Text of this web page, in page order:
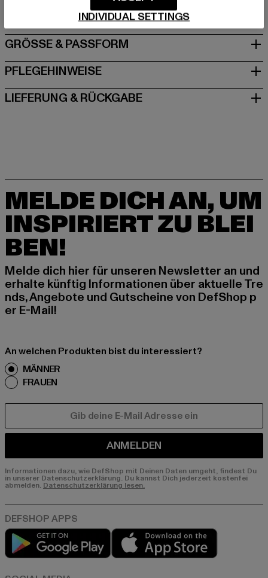
GRÖSSE & PASSFORM
PFLEGEHINWEISE
LIEFERUNG & RÜCKGABE
MELDE DICH AN, UM
INSPIRIERT ZU BLEI
BEN!
Melde dich hier für unseren Newsletter an und
erhalte künftig Informationen über aktuelle Tre
nds, Angebote und Gutscheine von DefShop p
er E-Mail!
An welchen Produkten bist du interessiert?
MÄNNER
FRAUEN
ANMELDEN
Informationen dazu, wie DefShop mit Deinen Daten umgeht, findest Du
in unserer Datenschutzerklärung. Du kannst Dich jederzeit kostenfei
abmelden. Datenschutzerklärung lesen.
Play market
INDIVIDUAL SETTINGS